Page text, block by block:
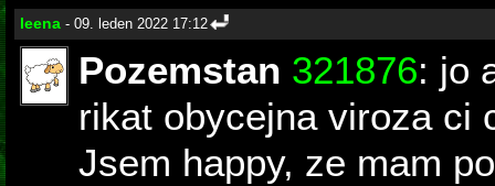
leena - 09. leden 2022 17:12
Pozemstan 321876: jo
rikat obycejna viroza ci
Jsem happy, ze mam